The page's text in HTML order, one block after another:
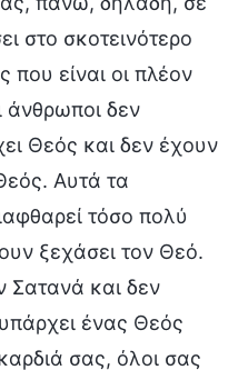
στο σκοτεινότερο
που είναι οι πλέον
άνθρωποι δεν
Θεός και δεν έχουν
Αυτά τα
τόσο πολύ
ξεχάσει τον Θεό.
Σατανά και δεν
ένας Θεός
σας, όλοι σας